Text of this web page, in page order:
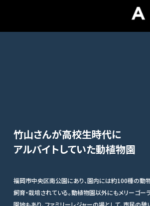
竹山さんが高校生時代に
アルバイトしていた動植物園
福岡市中央区南公園にあり、園内には約100種の動
飼育・栽培されている。動植物園以外にもメリーゴー
園地もあり、ファミリーレジャーの場として、市民の憩